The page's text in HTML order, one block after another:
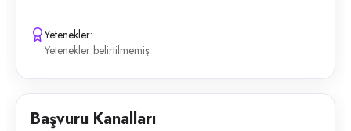
Yetenekler:
Yetenekler belirtilmemiş
Başvuru Kanalları